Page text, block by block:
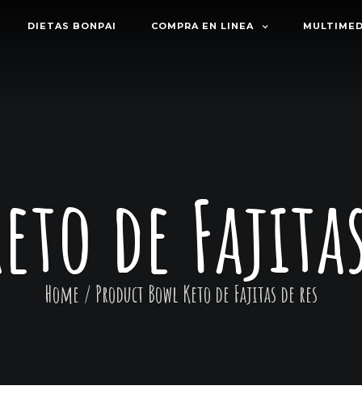
DIETAS BONPAI COMPRA EN LINEA
de
Home / Product Bowl Keto de Fajitas de res